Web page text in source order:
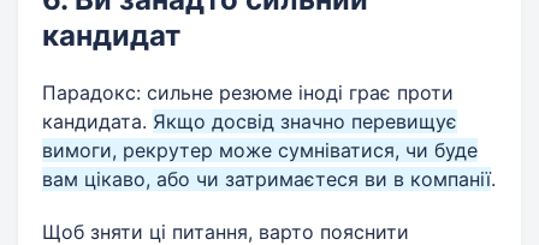
кандидат
Парадокс: сильне резюме іноді грає проти
кандидата. Якщо досвід значно перевищує
вимоги, рекрутер може сумніватися, чи буде
вам цікаво, або чи затримаєтеся ви в компанії.
Щоб зняти ці питання, варто пояснити